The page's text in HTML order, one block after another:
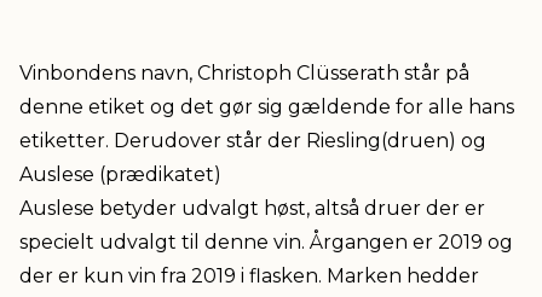
Vinbondens navn, Christoph Clüsserath står på
denne etiket og det gør sig gældende for alle hans
etiketter. Derudover står der Riesling(druen) og
Auslese (prædikatet)
Auslese betyder udvalgt høst, altså druer der er
specielt udvalgt til denne vin. Årgangen er 2019 og
der er kun vin fra 2019 i flasken. Marken hedder